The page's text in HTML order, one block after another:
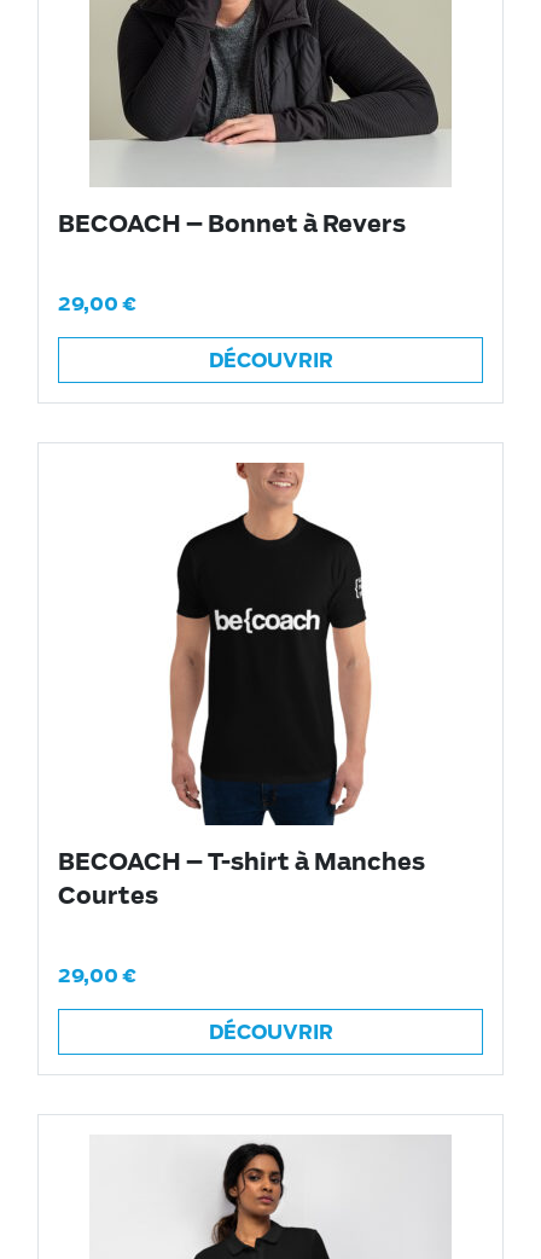
BECOACH – Bonnet à Revers
29,00€
DÉCOUVRIR
BECOACH – T-shirt à Manches
Courtes
29,00€
DÉCOUVRIR